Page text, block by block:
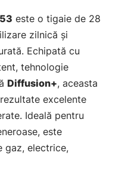
este o tigaie de 28
zilnică și
Echipată cu
tehnologie
Diffusion+, aceasta
excelente
Ideală pentru
este
gaz, electrice,